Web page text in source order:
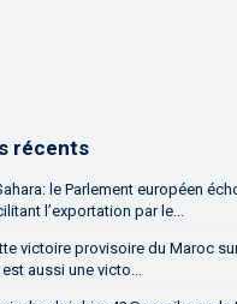
récents
le Parlement européen
l’exportation par le...
victoire provisoire du Maroc
aussi une victo...